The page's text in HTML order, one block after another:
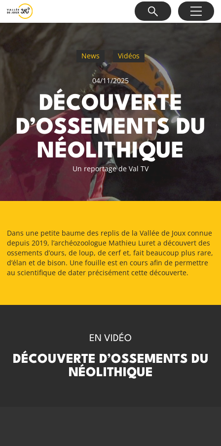
News Vidéos
04/11/2025
DÉCOUVERTE
D’OSSEMENTS DU
NÉOLITHIQUE
Un reportage de Val TV
Dans une petite baume des replis de la Vallée de Joux connue
depuis 2019, l’archéozoologue Mathieu Luret a découvert des
ossements d’ours, de loup, de cerf et, fait beaucoup plus rare,
d’élan et de bison. Une fouille est en cours afin de permettre
au scientifique de dater précisément cette découverte.
EN VIDÉO
DÉCOUVERTE D’OSSEMENTS DU
NÉOLITHIQUE